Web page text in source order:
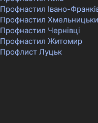
Профнастил Івано-
Профнастил
Профнастил Чернівці
Профнастил Житомир
Профлист Луцьк